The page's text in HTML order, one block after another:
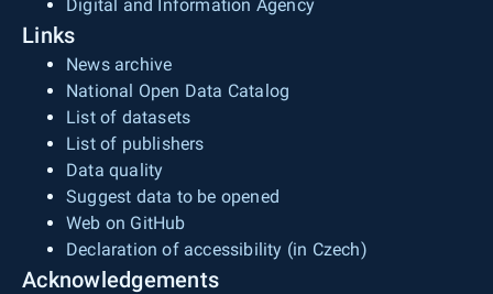
Digital and Information Agency
Links
News archive
National Open Data Catalog
List of datasets
List of publishers
Data quality
Suggest data to be opened
Web on GitHub
Declaration of accessibility (in Czech)
Acknowledgements